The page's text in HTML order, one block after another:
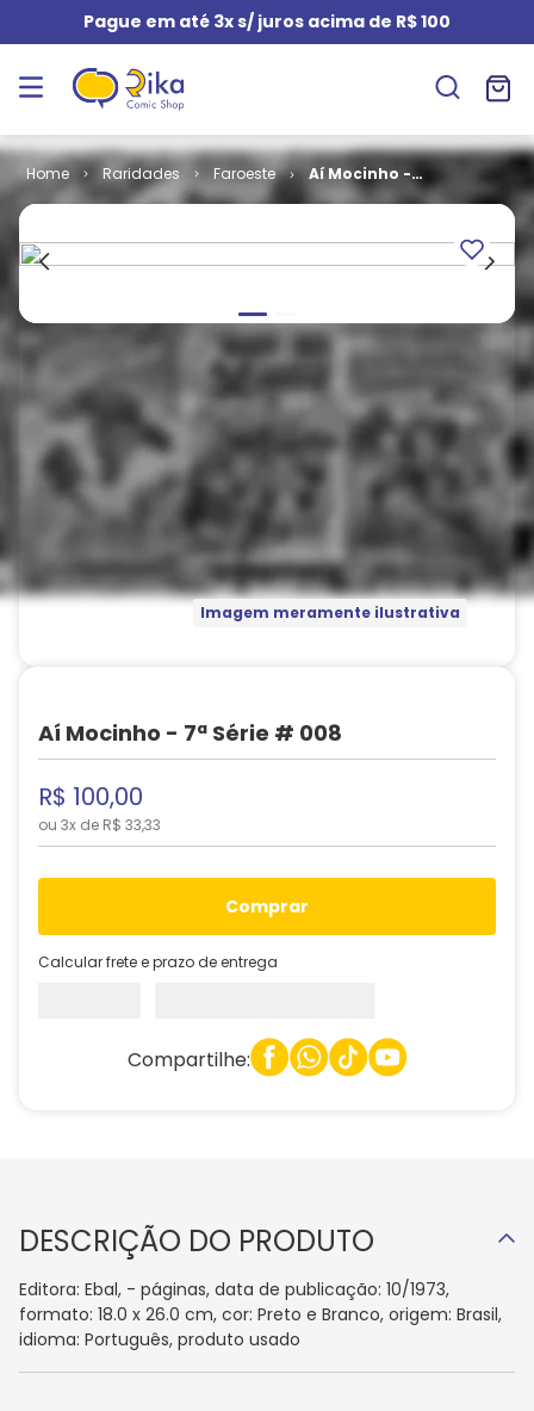
Pague em até 3x s/ juros acima de R$ 100
Raridades Faroeste
Aí Mocinho -
7ª Série # 008
Imagem meramente ilustrativa
Aí Mocinho - 7ª Série # 008
R$ 100,00
ou 3x de R$ 33,33
comprar
Calcular frete e prazo de entrega
Compartilhe:
DESCRIÇÃO DO PRODUTO
Editora: Ebal, - páginas, data de publicação: 10/1973,
formato: 18.0 x 26.0 cm, cor: Preto e Branco, origem: Brasil,
idioma: Português, produto usado